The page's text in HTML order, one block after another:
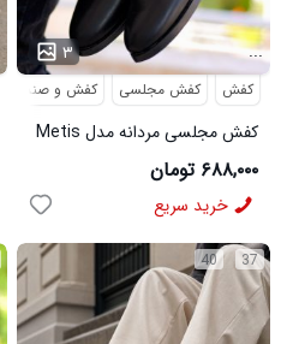
۳ ...
کفش کفش مجلسی کفش و صندل
کفش مجلسی مردانه مدل Metis
کد 6328
۶۸۸,۰۰۰ تومان
خرید سریع
37
40